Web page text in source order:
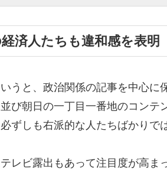
済人たちも違和感を表明
うと、政治関係の記事を中心に
び朝日の一丁目一番地のコンテ
ずしも右派的な人たちばかりで
レビ露出もあって注目度が高ま